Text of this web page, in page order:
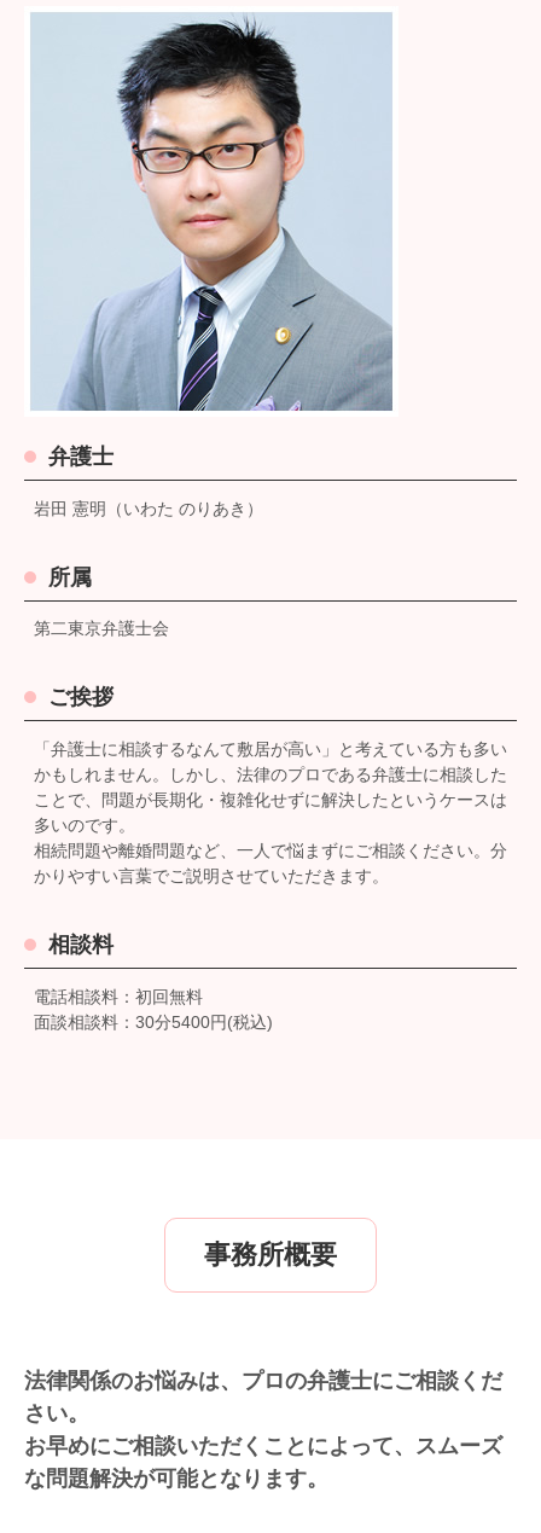
弁護士
岩田 憲明（いわた のりあき）
所属
第二東京弁護士会
ご挨拶
「弁護士に相談するなんて敷居が高い」と考えている方も多い
かもしれません。しかし、法律のプロである弁護士に相談した
ことで、問題が長期化・複雑化せずに解決したというケースは
多いのです。
相続問題や離婚問題など、一人で悩まずにご相談ください。分
かりやすい言葉でご説明させていただきます。
相談料
電話相談料：初回無料
面談相談料：30分5400円(税込)
事務所概要
法律関係のお悩みは、プロの弁護士にご相談くだ
さい。
お早めにご相談いただくことによって、スムーズ
な問題解決が可能となります。